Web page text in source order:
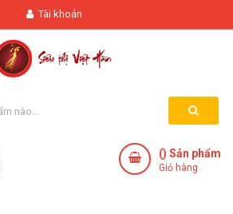
Tài khoản
() Sản phẩm
Giỏ hàng